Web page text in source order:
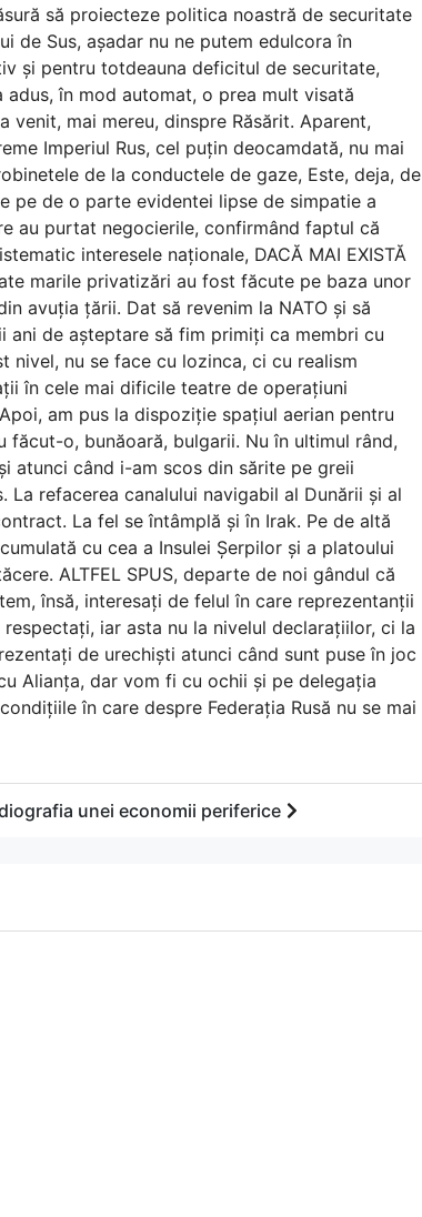
să proiecteze politica noastră de securitate
de Sus, așadar nu ne putem edulcora în
și pentru totdeauna deficitul de securitate,
în mod automat, o prea mult visată
mai mereu, dinspre Răsărit. Aparent,
Imperiul Rus, cel puțin deocamdată, nu mai
de la conductele de gaze, Este, deja, de
pe de o parte evidentei lipse de simpatie a
au purtat negocierile, confirmând faptul că
interesele naționale, DACĂ MAI EXISTĂ
marile privatizări au fost făcute pe baza unor
avuția țării. Dat să revenim la NATO și să
de așteptare să fim primiți ca membri cu
nivel, nu se face cu lozinca, ci cu realism
în cele mai dificile teatre de operațiuni
am pus la dispoziție spațiul aerian pentru
o, bunăoară, bulgarii. Nu în ultimul rând,
atunci când i-am scos din sărite pe greii
refacerea canalului navigabil al Dunării și al
La fel se întâmplă și în Irak. Pe de altă
cu cea a Insulei Șerpilor și a platoului
ALTFEL SPUS, departe de noi gândul că
însă, interesați de felul în care reprezentanții
iar asta nu la nivelul declarațiilor, ci la
de urechiști atunci când sunt puse în joc
Alianța, dar vom fi cu ochii și pe delegația
în care despre Federația Rusă nu se mai
unei economii periferice